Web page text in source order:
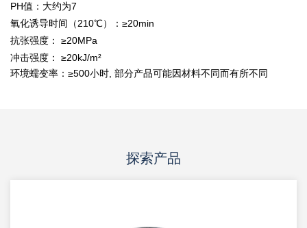
PH值：大约为7
氧化诱导时间（210℃）：≥20min
抗张强度： ≥20MPa
冲击强度： ≥20kJ/m²
环境蠕变率：≥500小时, 部分产品可能因材料不同而有所不同
探索产品